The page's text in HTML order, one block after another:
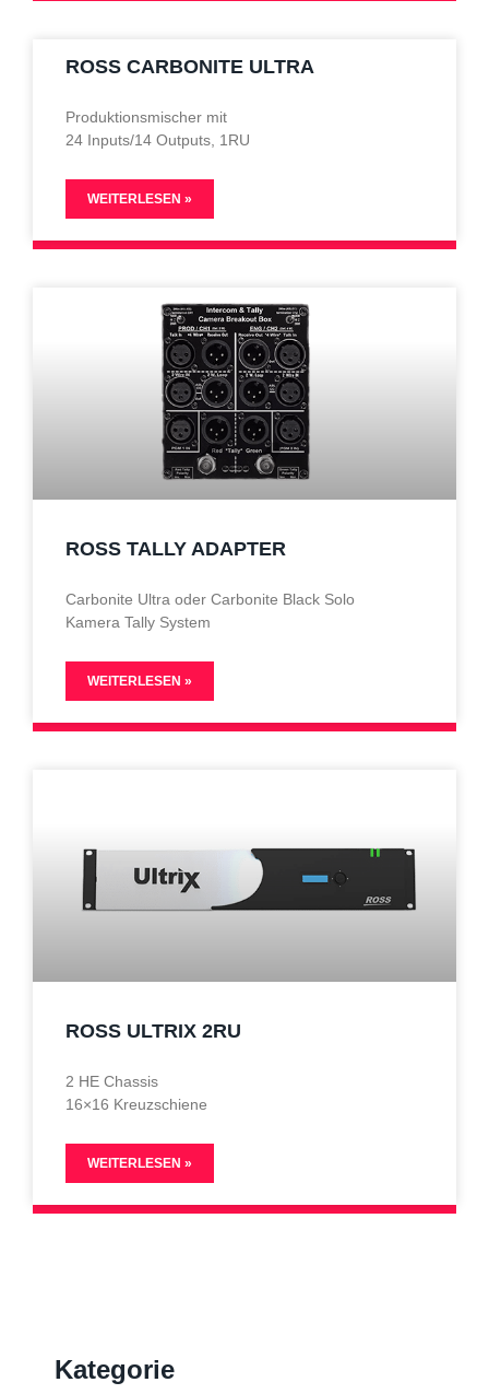
Kategorie
ROSS CARBONITE ULTRA
Produktionsmischer mit
24 Inputs/14 Outputs, 1RU
WEITERLESEN »
ROSS TALLY ADAPTER
Carbonite Ultra oder Carbonite Black Solo
Kamera Tally System
WEITERLESEN »
ROSS ULTRIX 2RU
2 HE Chassis
16×16 Kreuzschiene
WEITERLESEN »